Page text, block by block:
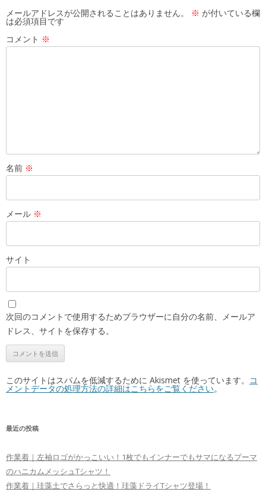
シ
ョ
ン
メールアドレスが公開されることはありません。 ※ が付いている欄
は必須項目です
コメント ※
名前 ※
メール ※
サイト
次回のコメントで使用するためブラウザーに自分の名前、メールア
ドレス、サイトを保存する。
このサイトはスパムを低減するために Akismet を使っています。 コ
メントデータの処理方法の詳細はこちらをご覧ください。
最近の投稿
作業着｜左袖ロゴがかっこいい！1枚でもインナーでもサマになるプーマ
のハニカムメッシュTシャツ！
作業着｜珪藻土でさらっと快適！珪藻ドライTシャツ登場！